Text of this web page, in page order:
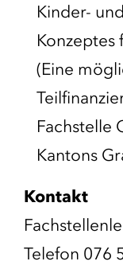
Kinder-
(Eine
Fachstelle
Kantons
Kontakt
Telefon 076